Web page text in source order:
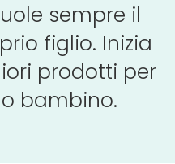
sempre il
figlio. Inizia
prodotti per
bambino.